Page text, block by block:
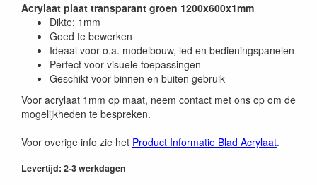
Acrylaat plaat transparant groen 1200x600x1mm
Dikte: 1mm
Goed te bewerken
Ideaal voor o.a. modelbouw, led en bedieningspanelen
Perfect voor visuele toepassingen
Geschikt voor binnen en buiten gebruik
Voor acrylaat 1mm op maat, neem contact met ons op om de
mogelijkheden te bespreken.
Voor overige info zie het Product Informatie Blad Acrylaat.
Levertijd: 2-3 werkdagen